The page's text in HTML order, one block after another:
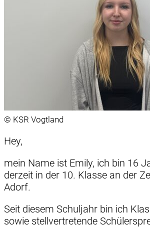
© KSR Vogtland
Hey,
mein Name ist Emily, ich bin 16
derzeit in der 10. Klasse an der
Adorf.
Seit diesem Schuljahr bin ich
sowie stellvertretende